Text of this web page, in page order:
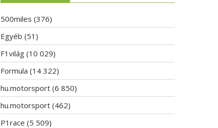
500miles (376)
Egyéb (51)
F1világ (10 029)
Formula (14 322)
hu.motorsport (6 850)
hu.motorsport (462)
P1race (5 509)